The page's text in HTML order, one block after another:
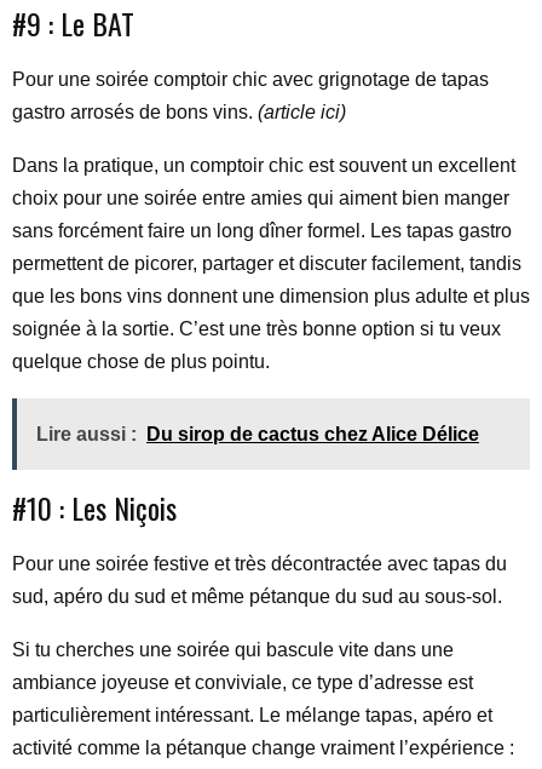
#9 : Le BAT
Pour une soirée comptoir chic avec grignotage de tapas
gastro arrosés de bons vins. (article ici)
Dans la pratique, un comptoir chic est souvent un excellent
choix pour une soirée entre amies qui aiment bien manger
sans forcément faire un long dîner formel. Les tapas gastro
permettent de picorer, partager et discuter facilement, tandis
que les bons vins donnent une dimension plus adulte et plus
soignée à la sortie. C’est une très bonne option si tu veux
quelque chose de plus pointu.
Lire aussi : Du sirop de cactus chez Alice Délice
#10 : Les Niçois
Pour une soirée festive et très décontractée avec tapas du
sud, apéro du sud et même pétanque du sud au sous-sol.
Si tu cherches une soirée qui bascule vite dans une
ambiance joyeuse et conviviale, ce type d’adresse est
particulièrement intéressant. Le mélange tapas, apéro et
activité comme la pétanque change vraiment l’expérience :